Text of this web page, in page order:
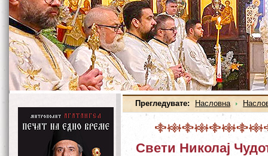
Прегледувате: Насловна
Свети Николај